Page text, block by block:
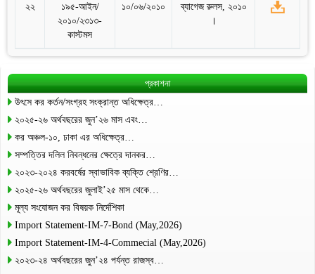
২২
১৯৫-আইন/
২০১০/২৩১৩-
কাস্টমস
১০/০৬/২০১০
ব্যাগেজ রুলস, ২০১০
।
প্রকাশনা
উৎসে কর কর্তন/সংগ্রহ সংক্রান্ত অধিক্ষেত্র…
২০২৫-২৬ অর্থবছরের জুন’২৬ মাস এবং…
কর অঞ্চল-১০, ঢাকা এর অধিক্ষেত্র…
সম্পত্তির দলিল নিবন্ধনের ক্ষেত্রে দানকর…
২০২৩-২০২৪ করবর্ষের স্বাভাবিক ব্যক্তি শ্রেণির…
২০২৫-২৬ অর্থবছরের জুলাই’২৫ মাস থেকে…
মূল্য সংযোজন কর বিষয়ক নির্দেশিকা
Import Statement-IM-7-Bond (May,2026)
Import Statement-IM-4-Commecial (May,2026)
২০২৩-২৪ অর্থবছরের জুন’২৪ পর্যন্ত রাজস্ব…